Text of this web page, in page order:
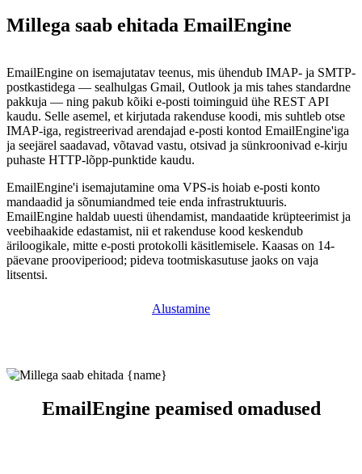
Millega saab ehitada EmailEngine
EmailEngine on isemajutatav teenus, mis ühendub IMAP- ja SMTP-
postkastidega — sealhulgas Gmail, Outlook ja mis tahes standardne
pakkuja — ning pakub kõiki e-posti toiminguid ühe REST API
kaudu. Selle asemel, et kirjutada rakenduse koodi, mis suhtleb otse
IMAP-iga, registreerivad arendajad e-posti kontod EmailEngine'iga
ja seejärel saadavad, võtavad vastu, otsivad ja sünkroonivad e-kirju
puhaste HTTP-lõpp-punktide kaudu.
EmailEngine'i isemajutamine oma VPS-is hoiab e-posti konto
mandaadid ja sõnumiandmed teie enda infrastruktuuris.
EmailEngine haldab uuesti ühendamist, mandaatide krüpteerimist ja
veebihaakide edastamist, nii et rakenduse kood keskendub
äriloogikale, mitte e-posti protokolli käsitlemisele. Kaasas on 14-
päevane prooviperiood; pideva tootmiskasutuse jaoks on vaja
litsentsi.
Alustamine
EmailEngine peamised omadused